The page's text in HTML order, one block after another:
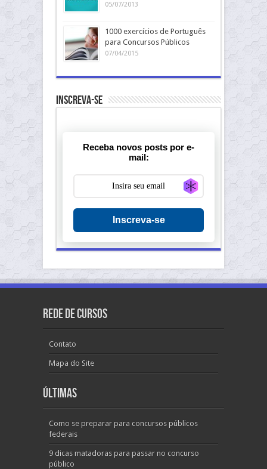
05/07/2013
1000 exercícios de Português
para Concursos Públicos
07/04/2015
Inscreva-se
Receba novos posts por e-
mail:
Generate new
Inscreva-se
Rede de Cursos
Contato
Mapa do Site
Últimas
Como se preparar para concursos públicos
federais
9 dicas matadoras para passar no concurso
público